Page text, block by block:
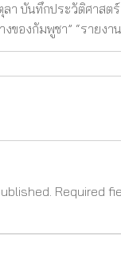
ลา บันทึกประวัติศาส
ของกัมพูชา” “ราย
Required